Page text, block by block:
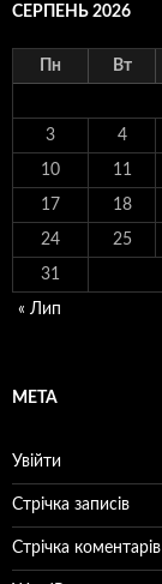
СЕРПЕНЬ 2026
Пн Вт
3 4
10 11
17 18
24 25
31
« Лип
МЕТА
Увійти
Стрічка записів
Стрічка коментарів